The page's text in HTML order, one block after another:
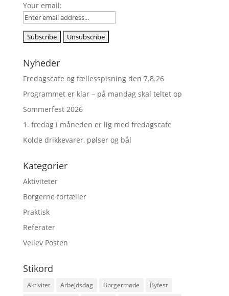
Your email:
Nyheder
Fredagscafe og fællesspisning den 7.8.26
Programmet er klar – på mandag skal teltet op
Sommerfest 2026
1. fredag i måneden er lig med fredagscafe
Kolde drikkevarer, pølser og bål
Kategorier
Aktiviteter
Borgerne fortæller
Praktisk
Referater
Vellev Posten
Stikord
Aktivitet Arbejdsdag Borgermøde
Byfest